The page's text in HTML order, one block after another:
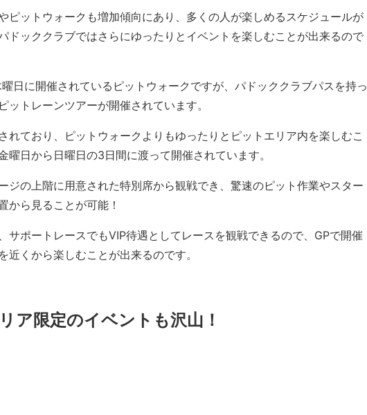
ピットウォークも増加傾向にあり、多くの人が楽しめるスケジュールが
ドッククラブではさらにゆったりとイベントを楽しむことが出来るので
日に開催されているピットウォークですが、パドッククラブパスを持っ
ットレーンツアーが開催されています。
れており、ピットウォークよりもゆったりとピットエリア内を楽しむこ
曜日から日曜日の3日間に渡って開催されています。
ジの上階に用意された特別席から観戦でき、驚速のピット作業やスター
から見ることが可能！
サポートレースでもVIP待遇としてレースを観戦できるので、GPで開催
近くから楽しむことが出来るのです。
ア限定のイベントも沢山！